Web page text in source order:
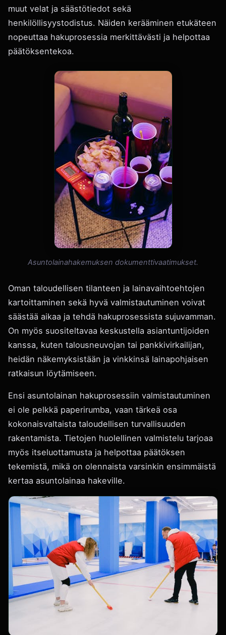
muut velat ja säästötiedot sekä
henkilöllisyystodistus. Näiden kerääminen etukäteen
nopeuttaa hakuprosessia merkittävästi ja helpottaa
päätöksentekoa.
Asuntolainahakemuksen dokumenttivaatimukset.
Oman taloudellisen tilanteen ja lainavaihtoehtojen
kartoittaminen sekä hyvä valmistautuminen voivat
säästää aikaa ja tehdä hakuprosessista sujuvamman.
On myös suositeltavaa keskustella asiantuntijoiden
kanssa, kuten talousneuvojan tai pankkivirkailijan,
heidän näkemyksistään ja vinkkinsä lainapohjaisen
ratkaisun löytämiseen.
Ensi asuntolainan hakuprosessiin valmistautuminen
ei ole pelkkä paperirumba, vaan tärkeä osa
kokonaisvaltaista taloudellisen turvallisuuden
rakentamista. Tietojen huolellinen valmistelu tarjoaa
myös itseluottamusta ja helpottaa päätöksen
tekemistä, mikä on olennaista varsinkin ensimmäistä
kertaa asuntolainaa hakeville.